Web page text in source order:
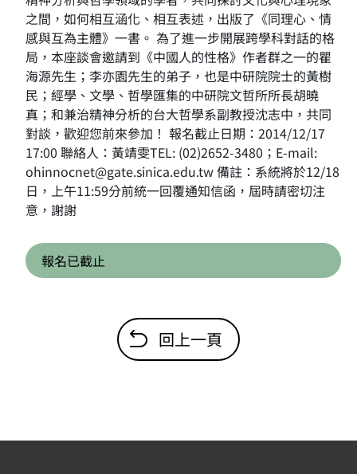
之間，如何相互涵化、相互表述，出版了《同理心、情
感與互為主體》一書。 為了進一步開展跨學科對話的格
局，本座談會邀請到《中國人的性格》作者群之一的瞿
海源先生；李亦園先生的弟子，也是中研院院士的黃樹
民；經學、文學、哲學匯集的中研院文哲所所長胡曉
真；和兼治精神分析的台大哲學系副教授沈志中，共同
對談，歡迎您前來參加！ 報名截止日期：2014/12/17
17:00 聯絡人：黃靖雯TEL: (02)2652-3480；E-mail:
ohinnocnet@gate.sinica.edu.tw 備註：系統將於12/18
日，上午11:59分前統一回覆通知信函，屆時請密切注
意，謝謝
報名已截止
回上一頁